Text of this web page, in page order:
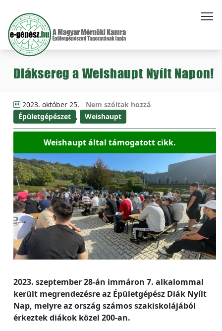
Diáksereg a Weishaupt Nyílt Napon!
2023. október 25.
Nem szóltak hozzá
Épületgépészet , Weishaupt
Weishaupt által támogatott cikk.
2023. szeptember 28-án immáron 7. alkalommal
került megrendezésre az Épületgépész Diák Nyílt
Nap, melyre az ország számos szakiskolájából
érkeztek diákok közel 200-an.